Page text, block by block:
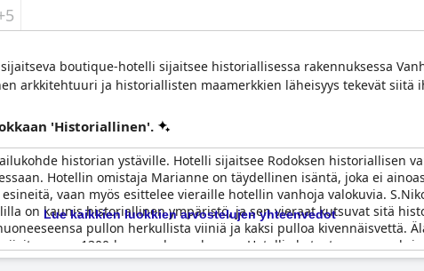
boutique-hotelli sijaitsee historiallisessa rakennuksessa
arkkitehtuuri ja historiallisten maamerkkien läheisyys tekevät
'Historiallinen'.
historian ystäville. Hotelli sijaitsee Rodoksen historiallisen
Hotellin omistaja Marianne on täydellinen isäntä, joka ei
vaan myös esittelee vieraille hotellin vanhoja valokuvia.
on kaunis historiallinen ympäristö, ja sen vieraat kutsuvat sitä
pullon herkullista viiniä ja kaksi pulloa kivennäisvettä.
1300-luvun rakennuksessa. Hotellia kutsutaan museoksi
Lue kaikkien luokkien arvostelujen yhteenvedot